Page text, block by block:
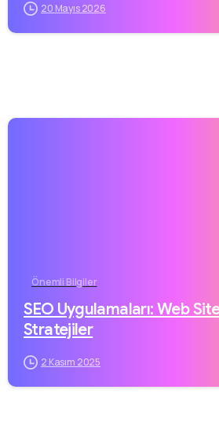
20 Mayıs 2026
Önemli Bilgiler
SEO Uygulamaları: Web
Stratejiler
2 Kasım 2025